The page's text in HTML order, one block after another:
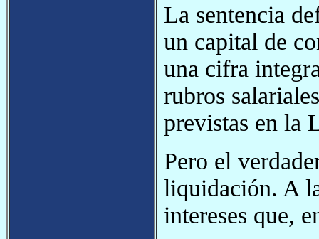
La sentencia
un capital de
una cifra
rubros
previstas en la
Pero el
liquidación. A
intereses que,